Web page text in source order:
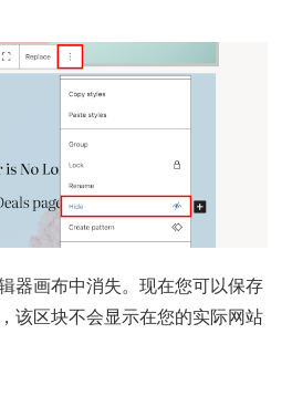
器画布中消失。现在您可以保存
该区块不会显示在您的实际网站